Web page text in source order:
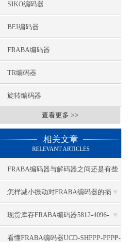
SIKO编码器
BEI编码器
FRABA编码器
TR编码器
旋转编码器
查看更多 >>
相关文章
RELEVANT ARTICLES
FRABA编码器与解码器之间还是有些
区别的！
怎样减小振动对FRABA编码器的损
害？
现货库存FRABA编码器5812-4096-
FBA1DP03PG
看懂FRABA编码器UCD-SHPPP-PPPP-